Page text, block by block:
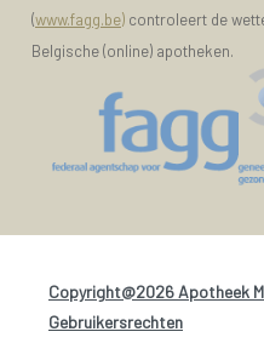
(www.fagg.be) controleert de
Belgische (online) apotheken.
Copyright@2026 Apotheek
Gebruikersrechten